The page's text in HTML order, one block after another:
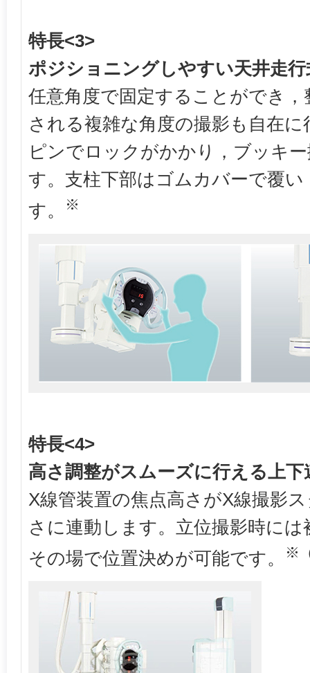
特長<3>
ポジショニングしやすい天井走行
任意角度で固定することができ
される複雑な角度の撮影も自在に
ピンでロックがかかり，ブッキ
す。支柱下部はゴムカバーで覆
す。
※
特長<4>
高さ調整がスムーズに行える上下
X線管装置の焦点高さがX線撮影
さに連動します。立位撮影時に
その場で位置決めが可能です。
※